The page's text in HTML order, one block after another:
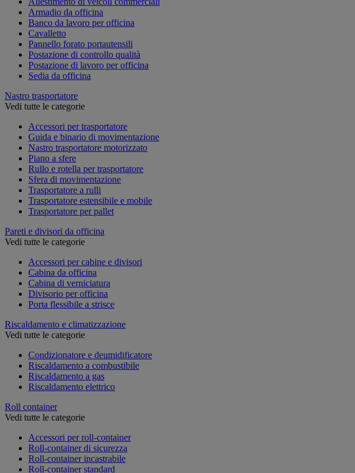
Armadio da officina
Banco da lavoro per officina
Cavalletto
Pannello forato portautensili
Postazione di controllo qualità
Postazione di lavoro per officina
Sedia da officina
Nastro trasportatore
Vedi tutte le categorie
Accessori per trasportatore
Guida e binario di movimentazione
Nastro trasportatore motorizzato
Piano a sfere
Rullo e rotella per trasportatore
Sfera di movimentazione
Trasportatore a rulli
Trasportatore estensibile e mobile
Trasportatore per pallet
Pareti e divisori da officina
Vedi tutte le categorie
Accessori per cabine e divisori
Cabina da officina
Cabina di verniciatura
Divisorio per officina
Porta flessibile a strisce
Riscaldamento e climatizzazione
Vedi tutte le categorie
Condizionatore e deumidificatore
Riscaldamento a combustibile
Riscaldamento a gas
Riscaldamento elettrico
Roll container
Vedi tutte le categorie
Accessori per roll-container
Roll-container di sicurezza
Roll-container incastrabile
Roll-container standard